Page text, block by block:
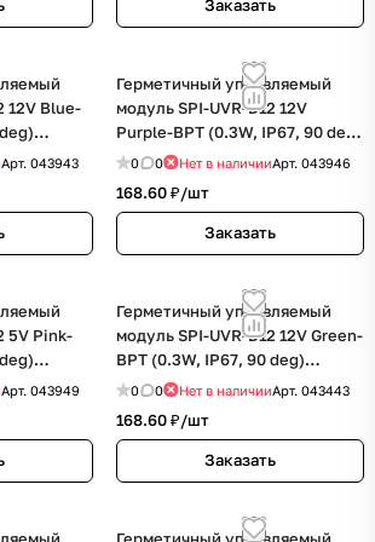
Заказать
12V Blue-
Арт. 043943
Герметичный управляемый
модуль SPI-UVR-D12 12V
Purple-BPT (0.3W, IP67, 90 deg)
(Arlight, Пластик, 5 лет)
0 0 Нет в наличииАрт. 043946
168.60 ₽/шт
Заказать
5V Pink-
Арт. 043949
Герметичный управляемый
модуль SPI-UVR-D12 12V Green-
BPT (0.3W, IP67, 90 deg)
(Arlight, Пластик, 5 лет)
0 0 Нет в наличииАрт. 043443
168.60 ₽/шт
Заказать